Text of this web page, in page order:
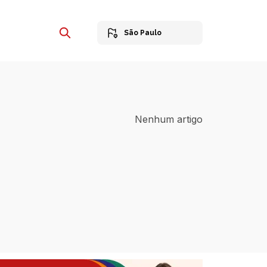
São Paulo
Nenhum artigo